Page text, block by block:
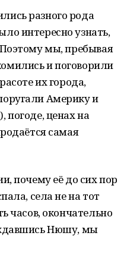
разного рода
интересно узнать,
мы, пребывая
и поговорили
их города,
Америку и
погоде, ценах на
самая
почему её до сих пор
села не на тот
часов, окончательно
Нюшу, мы